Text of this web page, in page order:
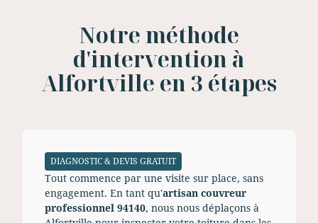
Notre méthode
d'intervention à
Alfortville en 3 étapes
DIAGNOSTIC & DEVIS GRATUIT
Tout commence par une visite sur place, sans
engagement. En tant qu'artisan couvreur
professionnel 94140, nous nous déplaçons à